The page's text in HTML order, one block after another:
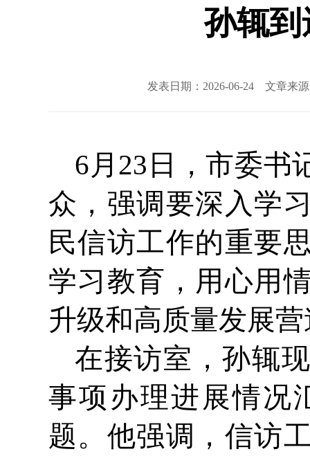
孙辄
发表日期：2026-06-24 文章来
6月23日，市委书
众，强调要深入学
民信访工作的重要
学习教育，用心用
升级和高质量发展
在接访室，孙辄
事项办理进展情况
题。他强调，信访